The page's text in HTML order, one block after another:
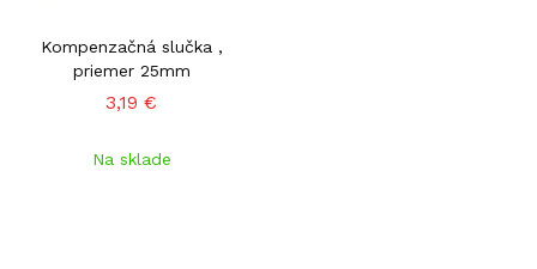
Kompenzačná slučka ,
priemer 25mm
3,19 €
Na sklade